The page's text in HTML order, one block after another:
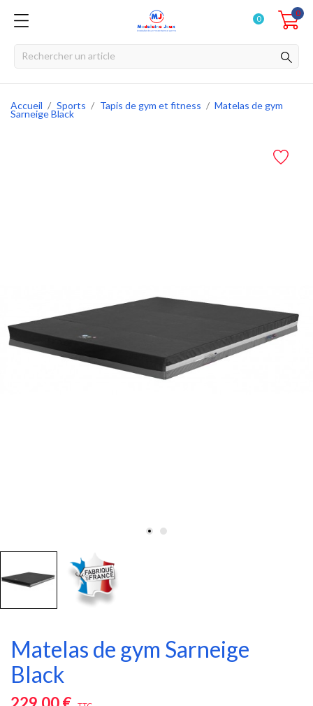
0
0
Accueil Sports Tapis de gym et fitness Matelas de gym
Sarneige Black
Matelas de gym Sarneige
Black